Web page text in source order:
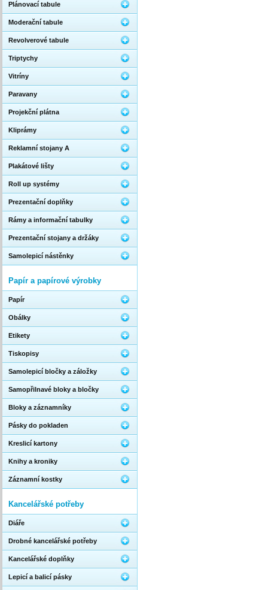
Plánovací tabule
Moderační tabule
Revolverové tabule
Triptychy
Vitríny
Paravany
Projekční plátna
Kliprámy
Reklamní stojany A
Plakátové lišty
Roll up systémy
Prezentační doplňky
Rámy a informační tabulky
Prezentační stojany a držáky
Samolepicí nástěnky
Papír a papírové výrobky
Papír
Obálky
Etikety
Tiskopisy
Samolepicí bločky a záložky
Samopřilnavé bloky a bločky
Bloky a záznamníky
Pásky do pokladen
Kreslicí kartony
Knihy a kroniky
Záznamní kostky
Kancelářské potřeby
Diáře
Drobné kancelářské potřeby
Kancelářské doplňky
Lepicí a balicí pásky